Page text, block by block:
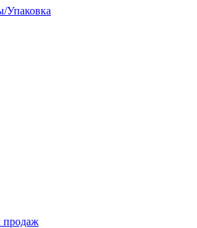
Упаковка
продаж